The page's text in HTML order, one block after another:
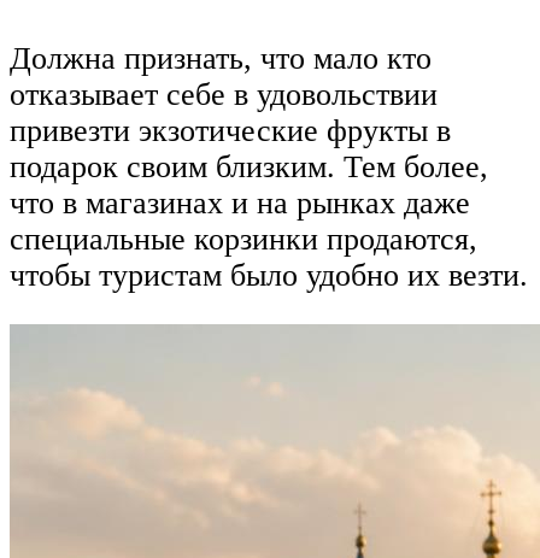
Должна признать, что мало кто
отказывает себе в удовольствии
привезти экзотические фрукты в
подарок своим близким. Тем более,
что в магазинах и на рынках даже
специальные корзинки продаются,
чтобы туристам было удобно их везти.